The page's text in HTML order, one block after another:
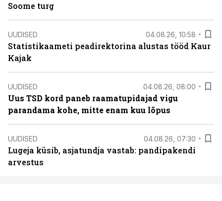
Soome turg
UUDISED 04.08.26, 10:58
Statistikaameti peadirektorina alustas tööd Kaur
Kajak
UUDISED 04.08.26, 08:00
Uus TSD kord paneb raamatupidajad vigu
parandama kohe, mitte enam kuu lõpus
UUDISED 04.08.26, 07:30
Lugeja küsib, asjatundja vastab: pandipakendi
arvestus